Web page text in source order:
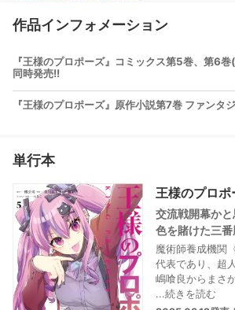
作品インフォメーション
『王様のプロポーズ』コミックス第5巻、第6
同時発売!!
『王様のプロポーズ』原作小説第7巻 ファンタ
単行本
王様のプロ
交流戦開幕か
色を賭けた三
魔術師養成機関
代表であり、超
嶋喰良からまさ
しまった無色。
...続きを読む